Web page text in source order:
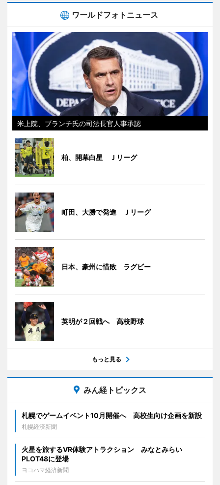
ワールドフォトニュース
米上院、ブランチ氏の司法長官人事承認
柏、開幕白星 Ｊリーグ
町田、大勝で発進 Ｊリーグ
日本、豪州に惜敗 ラグビー
英明が２回戦へ 高校野球
もっと見る
みん経トピックス
札幌でゲームイベント10月開催へ 高校生向け企画を新設
札幌経済新聞
火星を旅するVR体験アトラクション みなとみらい
PLOT48に登場
ヨコハマ経済新聞